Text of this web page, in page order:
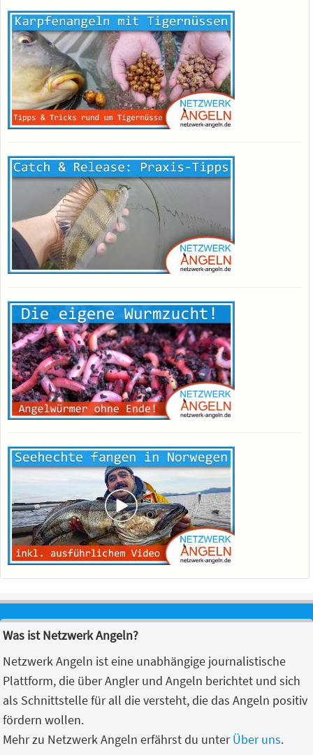
Was ist Netzwerk Angeln?
Netzwerk Angeln ist eine unabhängige journalistische
Plattform, die über Angler und Angeln berichtet und sich
als Schnittstelle für all die versteht, die das Angeln positiv
fördern wollen.
Mehr zu Netzwerk Angeln erfährst du unterÜber uns.